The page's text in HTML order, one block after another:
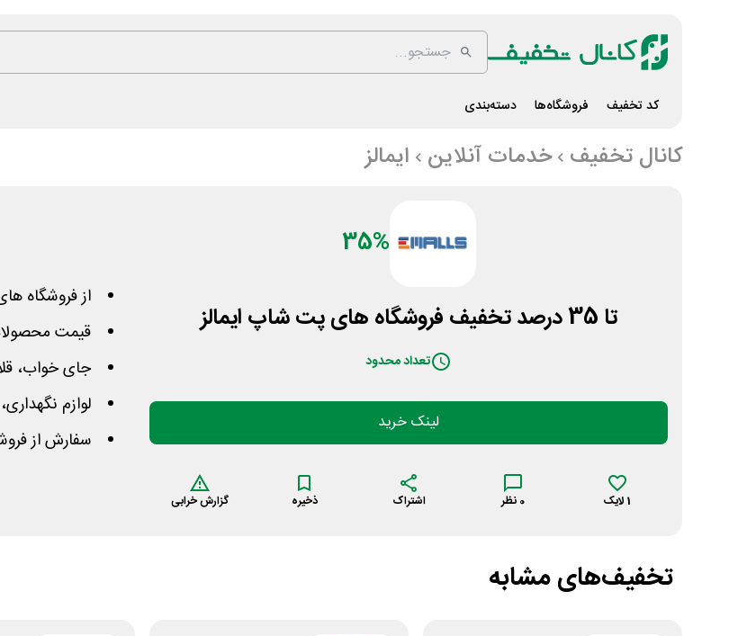
کد تخفیف فروشگاه‌ها دسته‌بندی
کانال تخفیف خدمات آنلاین ایمالز
35%
تا 35 درصد تخفیف فروشگاه های پت شاپ ایمالز
تعداد محدود
لینک خرید
1 لایک 0 نظر اشتراک ذخیره گزارش خرابی
از فروشگاه
قیمت محصولات این
جای خواب،
لوازم
سفارش از
تخفیف‌های مشابه